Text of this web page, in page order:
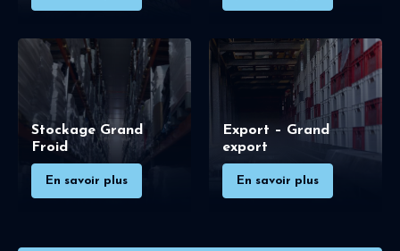
Stockage Grand
Froid
En savoir plus
Export – Grand
export
En savoir plus